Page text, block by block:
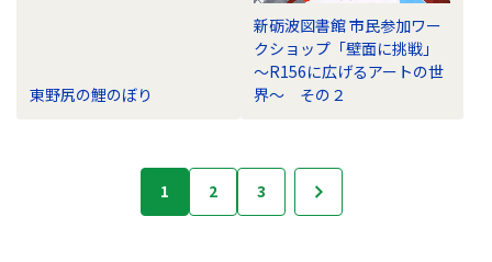
東野尻の鯉のぼり
新砺波図書館 市民参加ワー
クショップ「壁面に挑戦」
～R156に広げるアートの世
界～ その２
1 2 3